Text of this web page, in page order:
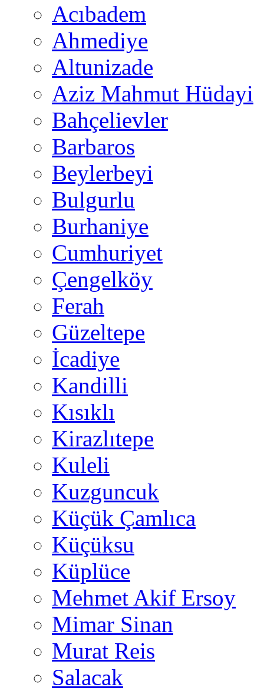
Acıbadem
Ahmediye
Altunizade
Aziz Mahmut Hüdayi
Bahçelievler
Barbaros
Beylerbeyi
Bulgurlu
Burhaniye
Cumhuriyet
Çengelköy
Ferah
Güzeltepe
İcadiye
Kandilli
Kısıklı
Kirazlıtepe
Kuleli
Kuzguncuk
Küçük Çamlıca
Küçüksu
Küplüce
Mehmet Akif Ersoy
Mimar Sinan
Murat Reis
Salacak